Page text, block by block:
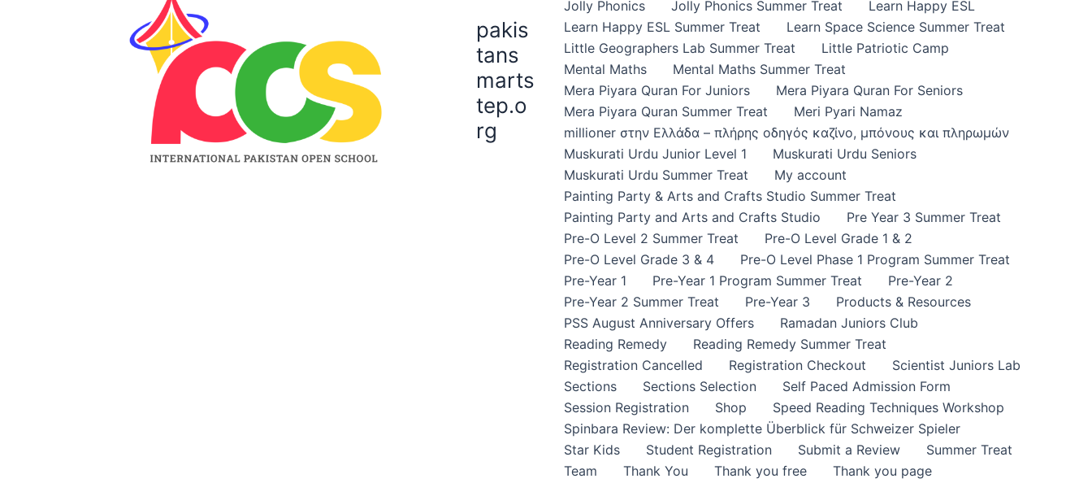
pakis
tans
marts
tep.o
rg
Jolly Phonics
Jolly Phonics Summer Treat
Learn Happy ESL
Learn Happy ESL Summer Treat
Learn Space Science Summer Treat
Little Geographers Lab Summer Treat
Little Patriotic Camp
Mental Maths
Mental Maths Summer Treat
Mera Piyara Quran For Juniors
Mera Piyara Quran For Seniors
Mera Piyara Quran Summer Treat
Meri Pyari Namaz
millioner στην Ελλάδα – πλήρης οδηγός καζίνο, μπόνους και πληρωμών
Muskurati Urdu Junior Level 1
Muskurati Urdu Seniors
Muskurati Urdu Summer Treat
My account
Painting Party & Arts and Crafts Studio Summer Treat
Painting Party and Arts and Crafts Studio
Pre Year 3 Summer Treat
Pre-O Level 2 Summer Treat
Pre-O Level Grade 1 & 2
Pre-O Level Grade 3 & 4
Pre-O Level Phase 1 Program Summer Treat
Pre-Year 1
Pre-Year 1 Program Summer Treat
Pre-Year 2
Pre-Year 2 Summer Treat
Pre-Year 3
Products & Resources
PSS August Anniversary Offers
Ramadan Juniors Club
Reading Remedy
Reading Remedy Summer Treat
Registration Cancelled
Registration Checkout
Scientist Juniors Lab
Sections
Sections Selection
Self Paced Admission Form
Session Registration
Shop
Speed Reading Techniques Workshop
Spinbara Review: Der komplette Überblick für Schweizer Spieler
Star Kids
Student Registration Submit a Review
Summer Treat
Team
Thank You Thank you free
Thank you page